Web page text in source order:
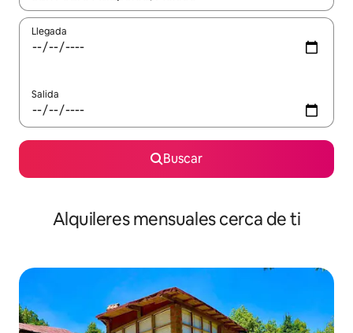
Llegada
Salida
Buscar
Alquileres mensuales cerca de ti